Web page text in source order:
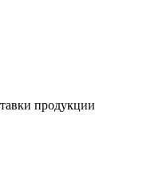
продукции